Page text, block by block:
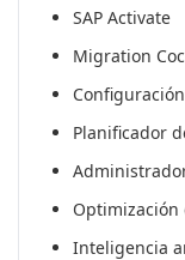
SAP Activate
Migration
Planificador
Inteligencia